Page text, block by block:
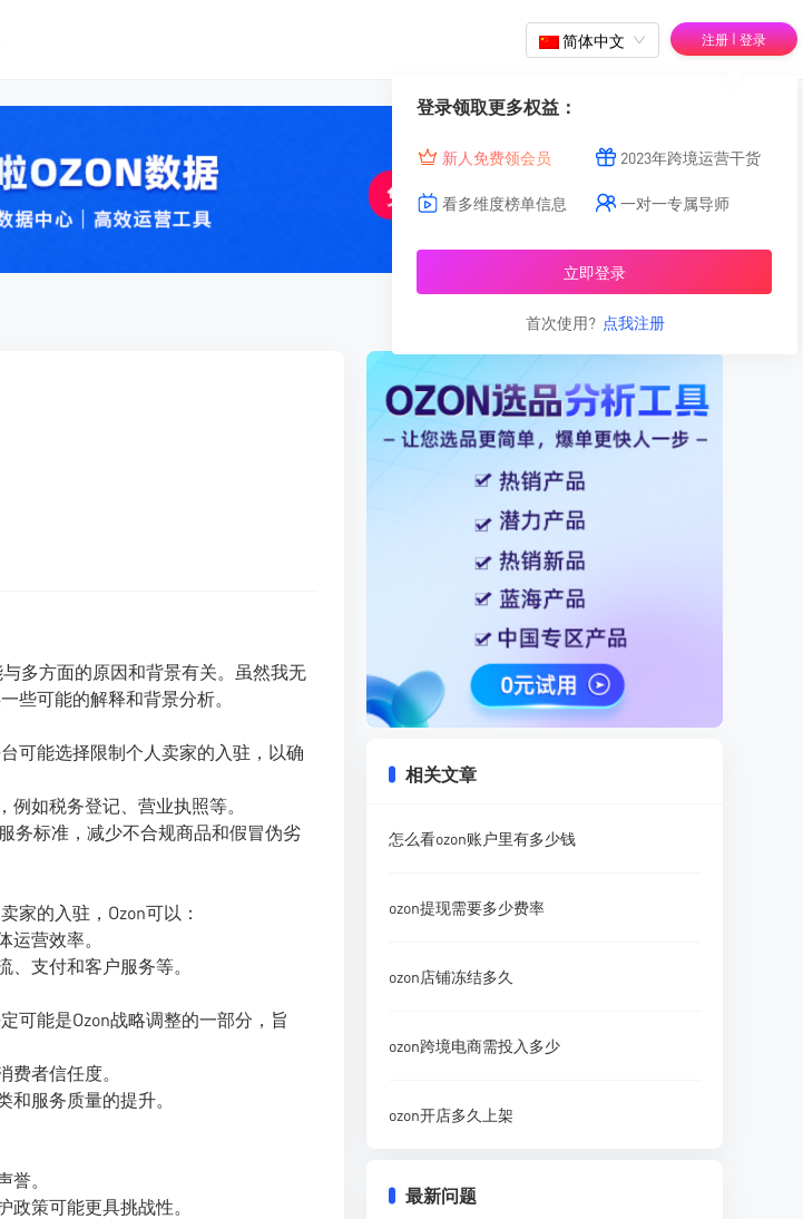
简体中文 注册 | 登录
登录领取更多权益：
新人免费领会员 2023年跨境运营干货
看多维度榜单信息 一对一专属导师
立即登录
首次使用? 点我注册
多方面的原因和背景有关。虽然我无
些可能的解释和背景分析。
可能选择限制个人卖家的入驻，以确
如税务登记、营业执照等。
务标准，减少不合规商品和假冒伪劣
家的入驻，Ozon可以：
营效率。
支付和客户服务等。
可能是Ozon战略调整的一部分，旨
者信任度。
服务质量的提升。
。
策可能更具挑战性。
相关文章
怎么看ozon账户里有多少钱
ozon提现需要多少费率
ozon店铺冻结多久
ozon跨境电商需投入多少
ozon开店多久上架
最新问题